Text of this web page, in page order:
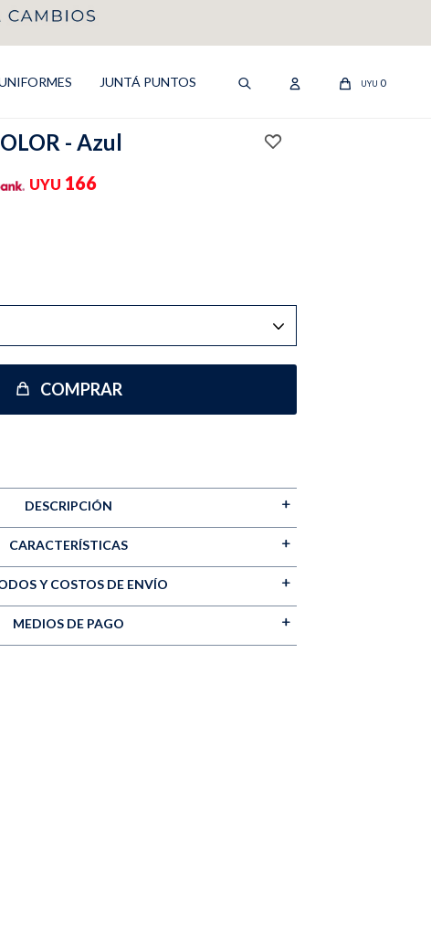
JUNTÁ PUNTOS UYU 0
- Azul
UYU 166
COMPRAR
DESCRIPCIÓN
CARACTERÍSTICAS
Y COSTOS DE ENVÍO
MEDIOS DE PAGO